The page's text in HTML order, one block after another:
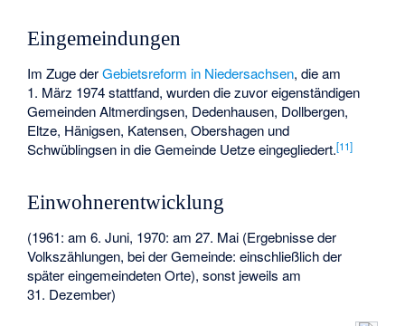
Eingemeindungen
Im Zuge derGebietsreform in Niedersachsen, die am
1. März 1974 stattfand, wurden die zuvor eigenständigen
Gemeinden Altmerdingsen, Dedenhausen, Dollbergen,
Eltze, Hänigsen, Katensen, Obershagen und
Schwüblingsen in die Gemeinde Uetze eingegliedert.[11]
Einwohnerentwicklung
(1961: am 6. Juni, 1970: am 27. Mai (Ergebnisse der
Volkszählungen, bei der Gemeinde: einschließlich der
später eingemeindeten Orte), sonst jeweils am
31. Dezember)